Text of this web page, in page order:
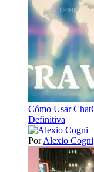
Cómo Usar
Definitiva
Por Alexio Cogni